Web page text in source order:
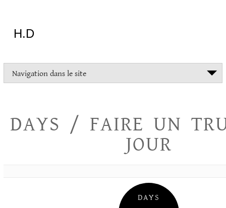
H.D
tout
essayer
Navigation dans le site
DAYS / FAIRE UN
JOUR
DAYS